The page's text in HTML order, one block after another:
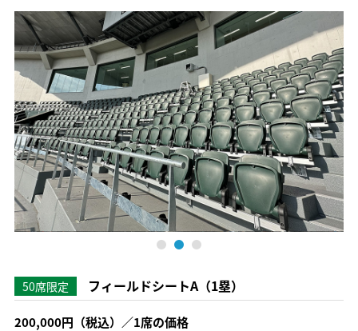
50席限定 フィールドシートA（1塁）
200,000円（税込）／1席の価格